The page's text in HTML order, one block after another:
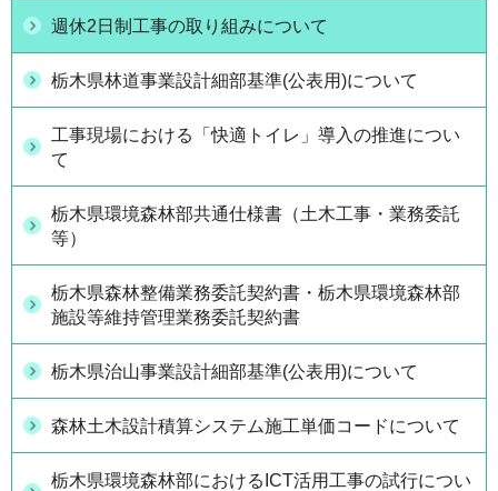
週休2日制工事の取り組みについて
栃木県林道事業設計細部基準(公表用)について
工事現場における「快適トイレ」導入の推進につい
て
栃木県環境森林部共通仕様書（土木工事・業務委託
等）
栃木県森林整備業務委託契約書・栃木県環境森林部
施設等維持管理業務委託契約書
栃木県治山事業設計細部基準(公表用)について
森林土木設計積算システム施工単価コードについて
栃木県環境森林部におけるICT活用工事の試行につい